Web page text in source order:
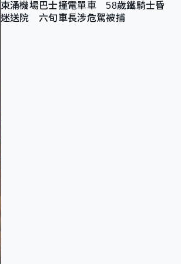
東涌機場巴士撞電單車 58歲鐵騎士昏
迷送院 六旬車長涉危駕被捕